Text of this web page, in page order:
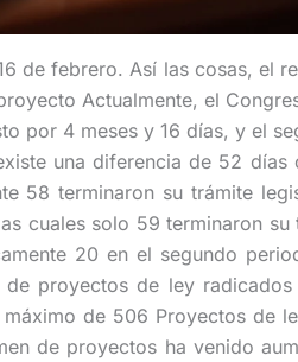
de febrero. Así las cosas, el
Actualmente, el
por 4 meses y 16 días, y el
una diferencia de 52
58 terminaron su trámite
cuales solo 59 terminaron
20 en el segundo
de proyectos de ley
de 506 Proyectos de
de proyectos ha venido